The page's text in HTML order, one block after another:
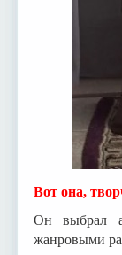
Вот она,
Он выбрал
жанровыми